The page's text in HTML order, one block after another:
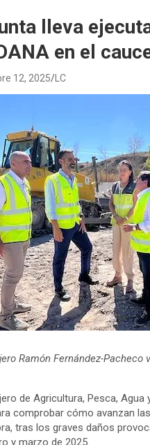
lleva
en el
12, 2025 LC
Ramón Fernández-
de Agricultura, Pesca,
comprobar cómo avanzan
tras los graves daños
y marzo de 2025.